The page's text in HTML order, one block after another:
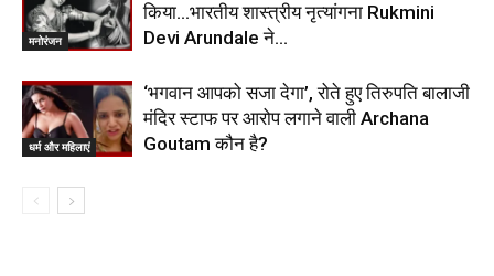
मनोरंजन
किया…भारतीय शास्त्रीय नृत्यांगना Rukmini
Devi Arundale ने…
धर्म और महिलाएं
‘भगवान आपको सजा देगा’, रोते हुए तिरुपति बालाजी
मंदिर स्टाफ पर आरोप लगाने वाली Archana
Goutam कौन है?